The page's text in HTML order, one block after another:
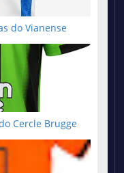
do Vianense
Cercle Brugge